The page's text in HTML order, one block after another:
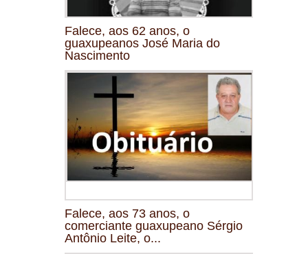
Falece, aos 62 anos, o
guaxupeanos José Maria do
Nascimento
Falece, aos 73 anos, o
comerciante guaxupeano Sérgio
Antônio Leite, o...